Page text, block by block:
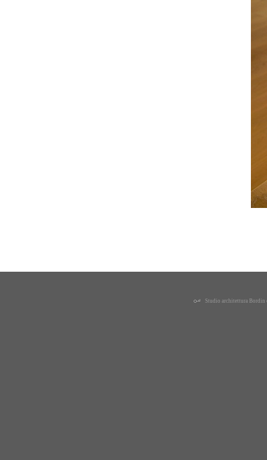
Studio architettura Bordin